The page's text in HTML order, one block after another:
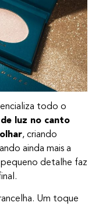
todo o
luz no canto
, criando
ainda mais a
detalhe faz
Um toque